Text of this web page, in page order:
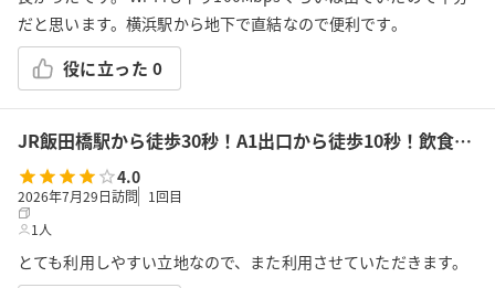
だと思います。横浜駅から地下で直結なので便利です。
役に立った 0
JR飯田橋駅から徒歩30秒！A1出口から徒歩10秒！飲食持込可!高速Wi-Fi!会議/ボドゲ/推し活/女子会/サロン/控室などで利用可能!貸会議室KS6飯田橋★
4.0
2026年7月29日訪問 1 回目
1人
とても利用しやすい立地なので、また利用させていただきます。